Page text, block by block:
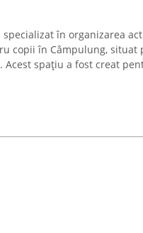
în organizarea
copii în Câmpulung, situat
Acest spațiu a fost creat